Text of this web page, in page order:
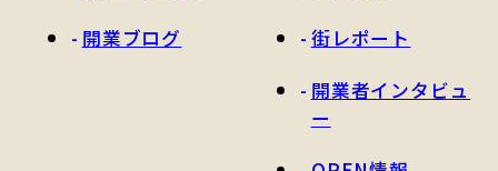
開業ブログ
街レポート
開業者インタビュ
ー